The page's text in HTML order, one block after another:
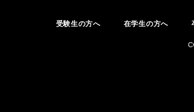
受験生の方へ 在学生の方へ